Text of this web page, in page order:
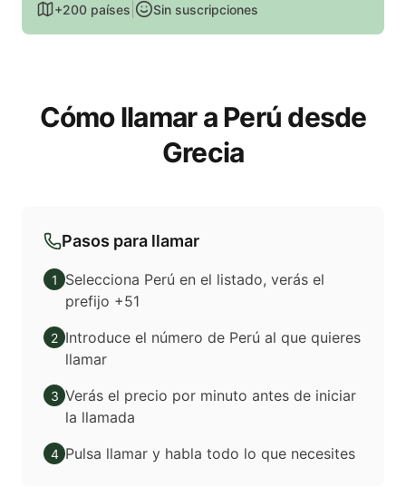
+200 países Sin suscripciones
Cómo llamar a Perú desde
Grecia
Pasos para llamar
1
Selecciona Perú en el listado, verás el
prefijo +51
2 Introduce el número de Perú al que quieres
llamar
3 Verás el precio por minuto antes de iniciar
la llamada
4 Pulsa llamar y habla todo lo que necesites